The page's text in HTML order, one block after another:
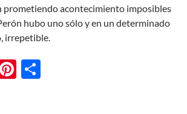
acontecimiento imposibles
hubo uno sólo y en un determinado
irrepetible.
Pi